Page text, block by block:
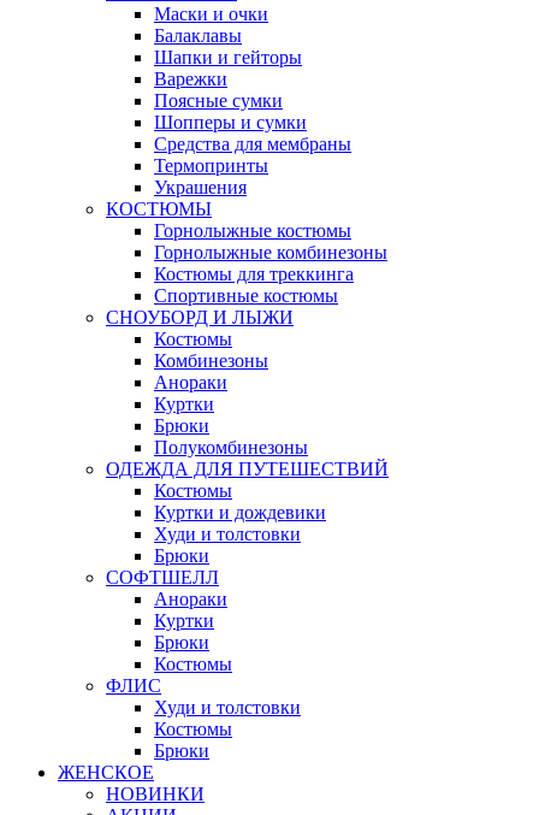
Маски и очки
Балаклавы
Шапки и гейторы
Варежки
Поясные сумки
Шопперы и сумки
Средства для мембраны
Термопринты
Украшения
КОСТЮМЫ
Горнолыжные костюмы
Горнолыжные комбинезоны
Костюмы для треккинга
Спортивные костюмы
СНОУБОРД И ЛЫЖИ
Костюмы
Комбинезоны
Анораки
Куртки
Брюки
Полукомбинезоны
ОДЕЖДА ДЛЯ ПУТЕШЕСТВИЙ
Костюмы
Куртки и дождевики
Худи и толстовки
Брюки
СОФТШЕЛЛ
Анораки
Куртки
Брюки
Костюмы
ФЛИС
Худи и толстовки
Костюмы
Брюки
ЖЕНСКОЕ
НОВИНКИ